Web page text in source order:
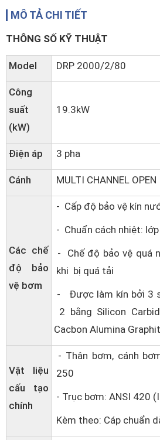
MÔ TẢ CHI TIẾT
THÔNG SỐ KỸ THUẬT
Model DRP 2000/2/80
Công
suất
(kW)
19.3kW
Điện áp 3 pha
Cánh MULTI CHANNEL OPEN
Các chế
độ bảo
vệ bơm
- Cấp độ bảo vệ kín
- Chuẩn cách nhiệt:
- Chế độ bảo vệ quá
khi bị quá tải
- Được làm kín bởi 3
2 bằng Silicon
Cacbon Alumina
Vật liệu
cấu tạo
chính
- Thân bơm, cánh
250
- Trục bơm: ANSI 420
Kèm theo: Cáp chuẩn